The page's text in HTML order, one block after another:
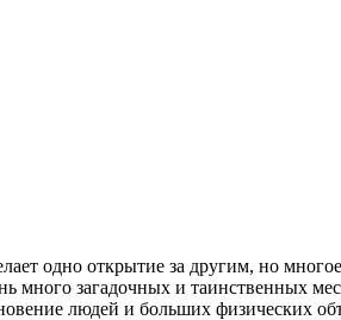
одно открытие за другим, но
много загадочных и таинственных
людей и больших физических